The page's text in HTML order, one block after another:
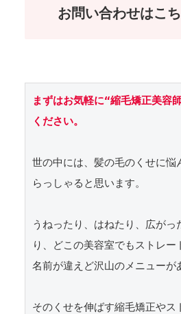
お問い合わせはこ
まずはお気軽に“縮毛矯正美容
ください。
世の中には、髪の毛のくせに悩
らっしゃると思います。
うねったり、はねたり、広がっ
り、どこの美容室でもストレ
名前が違えど沢山のメニューが
そのくせを伸ばす縮毛矯正やス